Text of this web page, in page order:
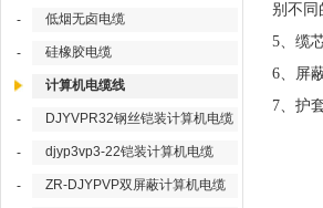
- 低烟无卤电缆
- 硅橡胶电缆
计算机电缆线
- DJYVPR32钢丝铠装计算机电缆
- djyp3vp3-22铠装计算机电缆
- ZR-DJYPVP双屏蔽计算机电缆
别不同
5、缆
6、屏
7、护